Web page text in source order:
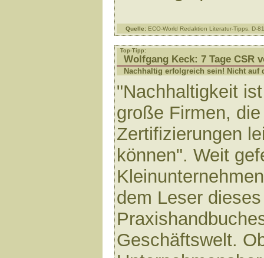
Quelle: ECO-World Redaktion Literatur-Tipps, D-
Top-Tipp:
Wolfgang Keck: 7 Tage CSR
Nachhaltig erfolgreich sein! Nicht auf
"Nachhaltigkeit
große Firmen,
Zertifizierungen
können". Weit
dem Leser
Geschäftswelt.